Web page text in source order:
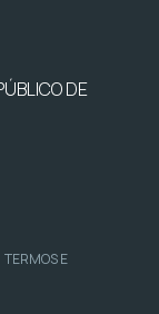
DE
TERMOS E